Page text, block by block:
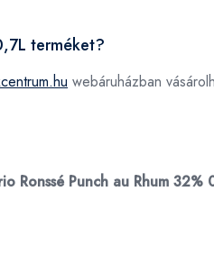
terméket?
webáruházban
Ronssé Punch au Rhum 32%